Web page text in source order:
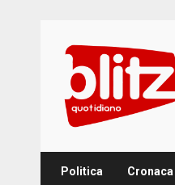
content
Politica Cronaca